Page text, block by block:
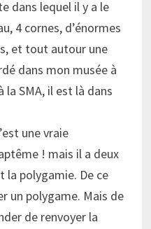
dans lequel il y a le
4 cornes, d’énormes
et tout autour une
dans mon musée à
la SMA, il est là dans
une vraie
! mais il a deux
la polygamie. De ce
un polygame. Mais de
de renvoyer la